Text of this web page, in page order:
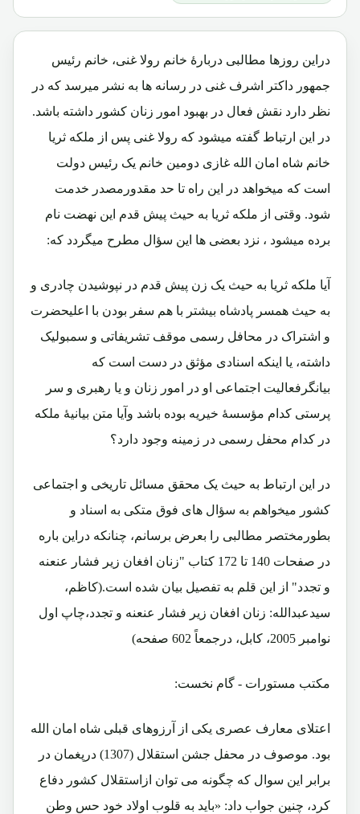
دراین روزها مطالبی دربارۀ خانم رولا غنی، خانم رئیس
جمهور داکتر اشرف غنی در رسانه ها به نشر میرسد که در
نظر دارد نقش فعال در بهبود امور زنان کشور داشته باشد.
در این ارتباط گفته میشود که رولا غنی پس از ملکه ثریا
خانم شاه امان الله غازی دومین خانم یک رئیس دولت
است که میخواهد در این راه تا حد مقدورمصدر خدمت
شود. وقتی از ملکه ثریا به حیث پیش قدم این نهضت نام
برده میشود ، نزد بعضی ها این سؤال مطرح میگردد که:
آیا ملکه ثریا به حیث یک زن پیش قدم در نپوشیدن چادری و
به حیث همسر پادشاه بیشتر با هم سفر بودن با اعلیحضرت
و اشتراک در محافل رسمی موقف تشریفاتی و سمبولیک
داشته، یا اینکه اسنادی مؤثق در دست است که
بیانگرفعالیت اجتماعی او در امور زنان و یا رهبری و سر
پرستی کدام مؤسسۀ خیریه بوده باشد وآیا متن بیانیۀ ملکه
در کدام محفل رسمی در زمینه وجود دارد؟
در این ارتباط به حیث یک محقق مسائل تاریخی و اجتماعی
کشور میخواهم به سؤال های فوق متکی به اسناد و
بطورمختصر مطالبی را بعرض برسانم، چنانکه دراین باره
در صفحات 140 تا 172 کتاب "زنان افغان زیر فشار عنعنه
و تجدد" از این قلم به تفصیل بیان شده است.(کاظم،
سیدعبدالله: زنان افغان زیر فشار عنعنه و تجدد،چاپ اول
نوامبر 2005، کابل، درجمعاً 602 صفحه)
مکتب مستورات - گام نخست:
اعتلای معارف عصری یکی از آرزوهای قبلی شاه امان الله
بود. موصوف در محفل جشن استقلال (1307) درپغمان در
برابر این سوال که چگونه می توان ازاستقلال کشور دفاع
کرد، چنین جواب داد: «باید به قلوب اولاد خود حس وطن